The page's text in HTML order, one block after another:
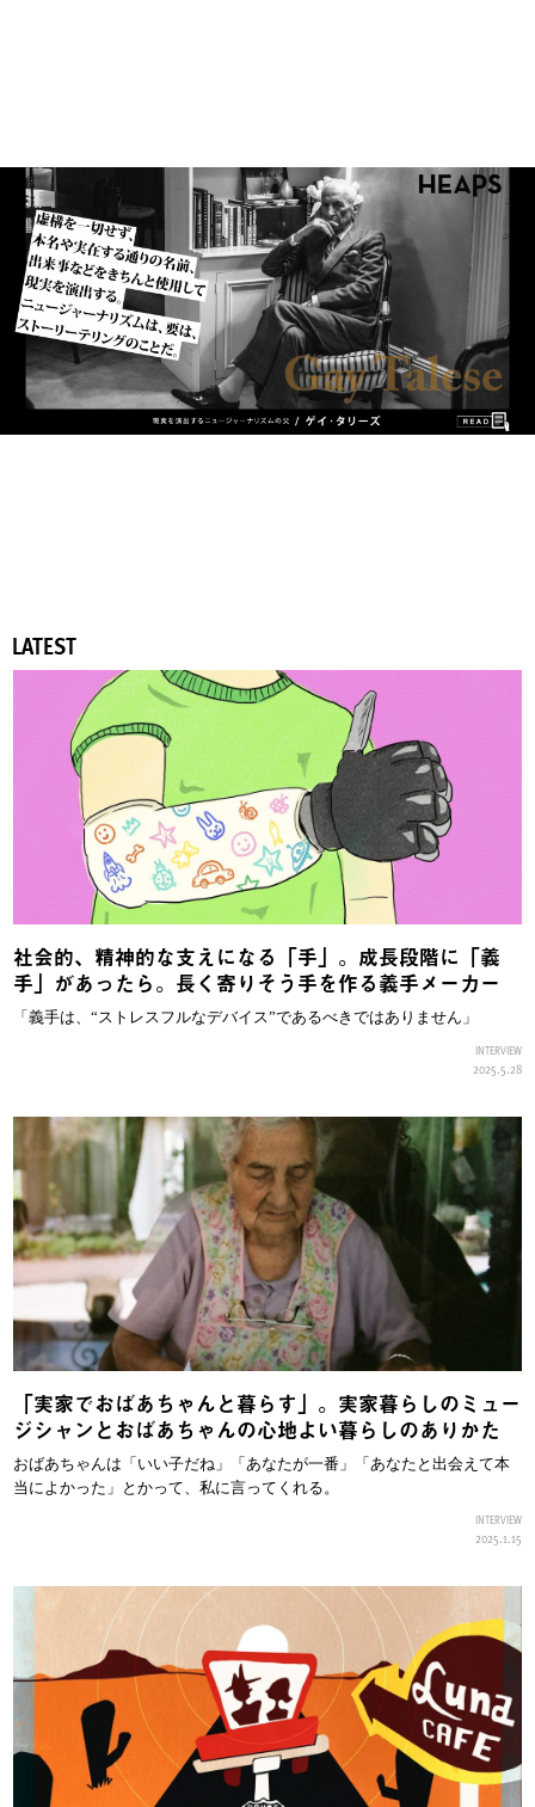
LATEST
社会的、精神的な支えになる「手」。成長段階に「義
手」があったら。長く寄りそう手を作る義手メーカー
「義手は、“ストレスフルなデバイス”であるべきではありません」
INTERVIEW
2025.5.28
「実家でおばあちゃんと暮らす」。実家暮らしのミュー
ジシャンとおばあちゃんの心地よい暮らしのありかた
おばあちゃんは「いい子だね」「あなたが一番」「あなたと出会えて本
当によかった」とかって、私に言ってくれる。
INTERVIEW
2025.1.15